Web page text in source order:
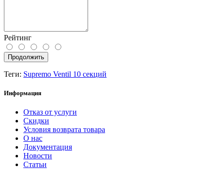
Рейтинг
Продолжить
Теги: Supremo Ventil 10 секций
Информация
Отказ от услуги
Скидки
Условия возврата товара
О нас
Документация
Новости
Статьи